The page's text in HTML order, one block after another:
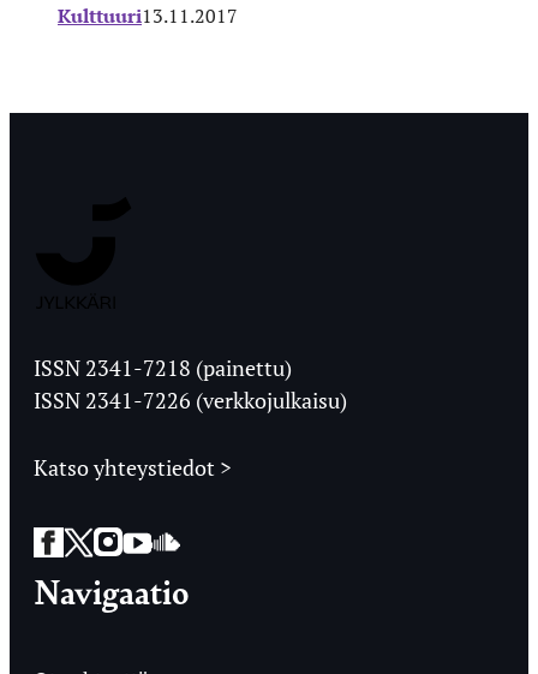
Kulttuuri13.11.2017
Ylioppilaslehti
ISSN 2341-7218 (painettu)
ISSN 2341-7226 (verkkojulkaisu)
Katso yhteystiedot >
Facebook
Twitter
Instagram
YouTube
SoundCloud
Navigaatio